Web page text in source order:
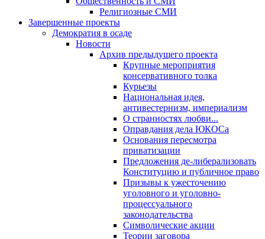
Религиозные СМИ
Завершенные проекты
Демократия в осаде
Новости
Архив предыдущего проекта
Крупные мероприятия
консервативного толка
Курьезы
Национальная идея,
антивестернизм, империализм
О странностях любви...
Оправдания дела ЮКОСа
Основания пересмотра
приватизации
Предложения де-либерализовать
Конституцию и публичное право
Призывы к ужесточению
уголовного и уголовно-
процессуального
законодательства
Символические акции
Теории заговора